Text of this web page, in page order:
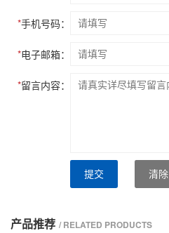
*手机号码：
*电子邮箱：
*留言内容：
提交 清除
产品推荐 / RELATED PRODUCTS